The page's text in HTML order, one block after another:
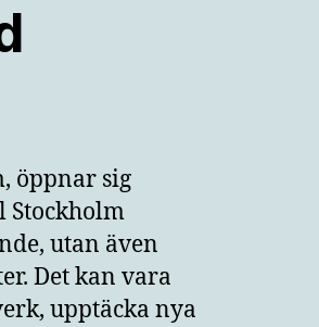
öppnar sig
utan även
Det kan vara
upptäcka nya